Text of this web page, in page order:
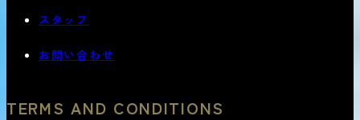
スタッフ
お問い合わせ
TERMS AND CONDITIONS